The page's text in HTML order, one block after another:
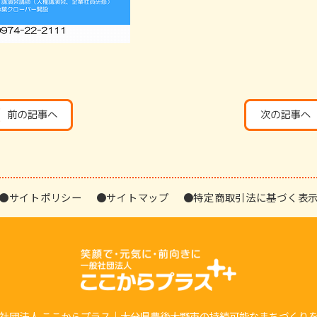
サイトポリシー ●サイトマップ ●特定商取引法に基づく表示